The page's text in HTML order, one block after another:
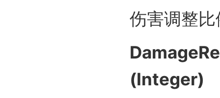
伤害调整
(Integer)